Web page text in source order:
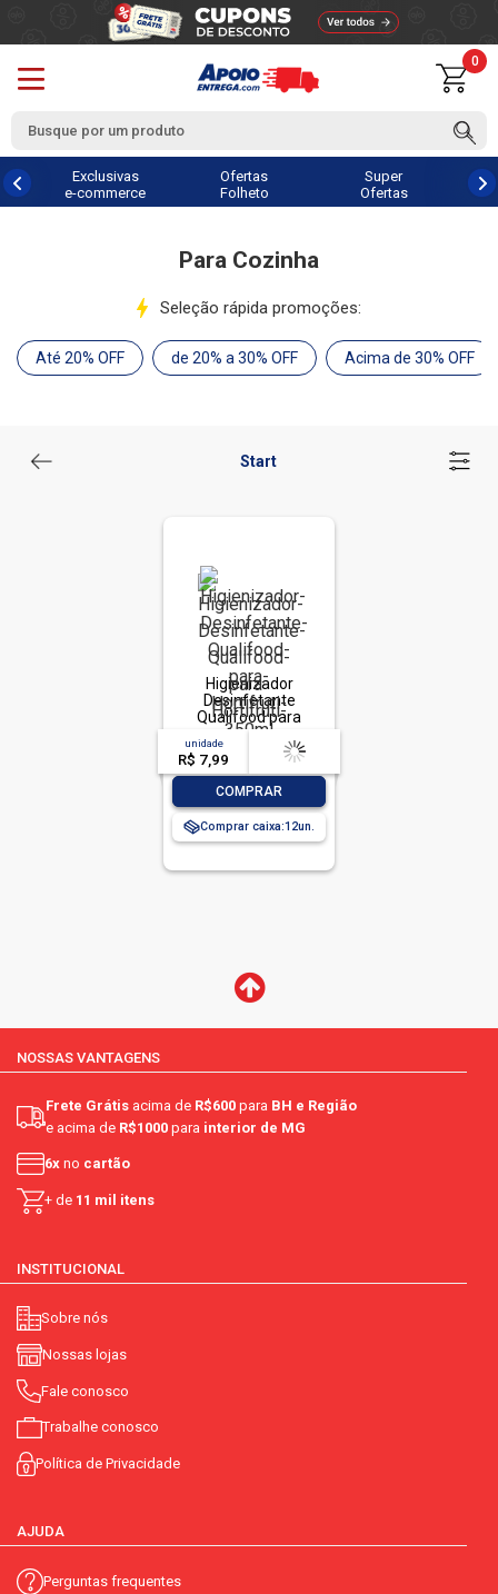
0
Exclusivas
e-commerce
Ofertas
Folheto
Super
Ofertas
Para Cozinha
Seleção rápida promoções:
Até 20% OFF de 20% a 30% OFF Acima de 30% OFF
Start
Higienizador
Desinfetante
Qualifood para
Hortifruti 350ml
unidade
R$ 7,99
acima de
-- --,--un.
COMPRAR
Comprar caixa:12
NOSSAS VANTAGENS
Frete Grátis acima de R$600 para BH e Região
e acima de R$1000 para interior de MG
6x no cartão
+ de 11 mil itens
INSTITUCIONAL
Sobre nós
Nossas lojas
Fale conosco
Trabalhe conosco
Política de Privacidade
AJUDA
Perguntas frequentes